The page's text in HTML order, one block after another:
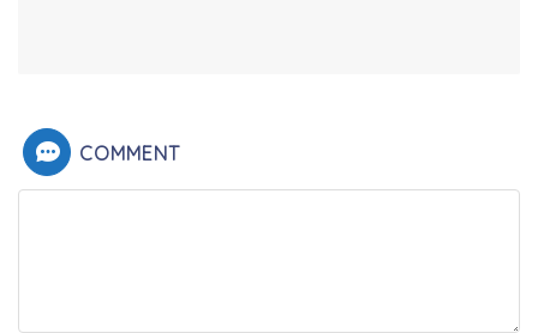
COMMENT